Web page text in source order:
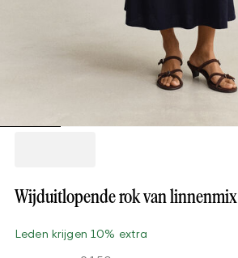
Wijduitlopende rok van linnenmix
Leden krijgen 10% extra